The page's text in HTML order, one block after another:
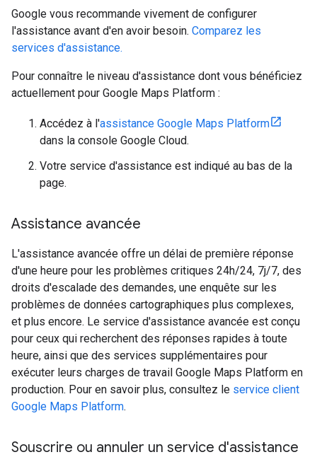
Google vous recommande vivement de configurer
l'assistance avant d'en avoir besoin. Comparez les
services d'assistance.
Pour connaître le niveau d'assistance dont vous bénéficiez
actuellement pour Google Maps Platform :
Accédez à l'assistance Google Maps Platform
dans la console Google Cloud.
Votre service d'assistance est indiqué au bas de la
page.
Assistance avancée
L'assistance avancée offre un délai de première réponse
d'une heure pour les problèmes critiques 24h/24, 7j/7, des
droits d'escalade des demandes, une enquête sur les
problèmes de données cartographiques plus complexes,
et plus encore. Le service d'assistance avancée est conçu
pour ceux qui recherchent des réponses rapides à toute
heure, ainsi que des services supplémentaires pour
exécuter leurs charges de travail Google Maps Platform en
production. Pour en savoir plus, consultez le service client
Google Maps Platform.
Souscrire ou annuler un service d'assistance